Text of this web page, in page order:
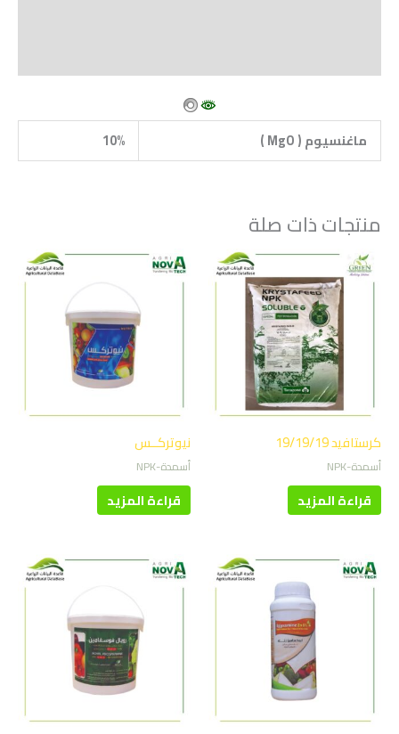
ماغنسيوم (MgO
)
10%
منتجات ذات صلة
كرستافيد 19/19/19
أسمدة-NPK
قراءة المزيد
نيوتركــس
أسمدة-NPK
قراءة المزيد